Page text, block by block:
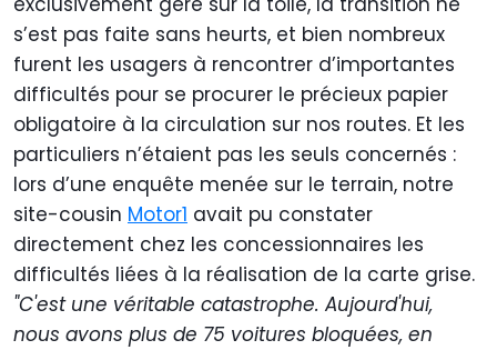
s’est pas faite sans heurts, et bien nombreux
furent les usagers à rencontrer d’importantes
difficultés pour se procurer le précieux papier
obligatoire à la circulation sur nos routes. Et les
particuliers n’étaient pas les seuls concernés :
lors d’une enquête menée sur le terrain, notre
site-cousin Motor1 avait pu constater
directement chez les concessionnaires les
difficultés liées à la réalisation de la carte grise.
"C'est une véritable catastrophe. Aujourd'hui,
nous avons plus de 75 voitures bloquées, en